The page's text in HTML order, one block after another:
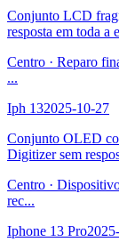
Conjunto LCD
resposta em toda a
Centro · Reparo
...
Iph 132025-10-27
Conjunto OLED
Digitizer sem
Centro ·
rec...
Iphone 13 Pro